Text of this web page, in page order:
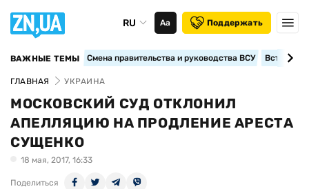
RU Аа Поддержать
ВАЖНЫЕ ТЕМЫ Смена правительства и руководства ВСУ
ГЛАВНАЯ УКРАИНА
МОСКОВСКИЙ СУД ОТКЛОНИЛ
АПЕЛЛЯЦИЮ НА ПРОДЛЕНИЕ АРЕСТА
СУЩЕНКО
18 мая, 2017, 16:33
Поделиться